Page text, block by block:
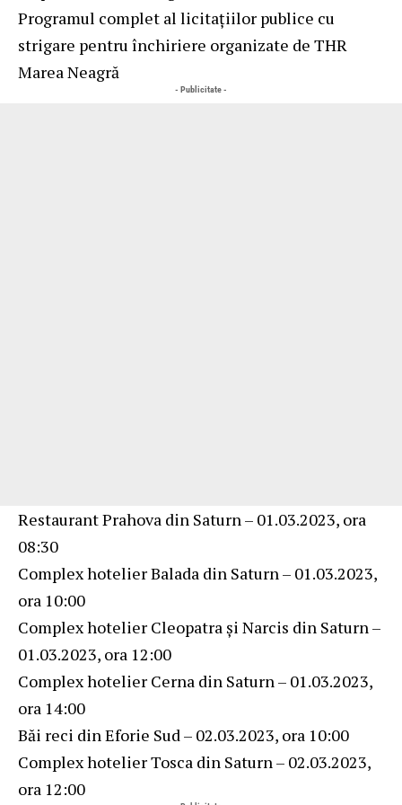
Programul complet al licitațiilor publice cu
strigare pentru închiriere organizate de THR
Marea Neagră
- Publicitate -
Restaurant Prahova din Saturn – 01.03.2023, ora
08:30
Complex hotelier Balada din Saturn – 01.03.2023,
ora 10:00
Complex hotelier Cleopatra și Narcis din Saturn –
01.03.2023, ora 12:00
Complex hotelier Cerna din Saturn – 01.03.2023,
ora 14:00
Băi reci din Eforie Sud – 02.03.2023, ora 10:00
Complex hotelier Tosca din Saturn – 02.03.2023,
ora 12:00